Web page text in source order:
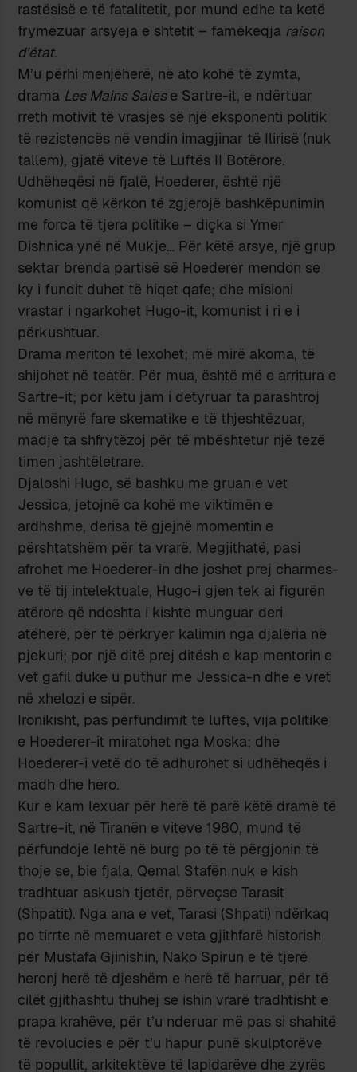
rastësisë e të fatalitetit, por mund edhe ta ketë
frymëzuar arsyeja e shtetit – famëkeqja raison
d’état.
M’u përhi menjëherë, në ato kohë të zymta,
drama Les Mains Salese Sartre-it, e ndërtuar
rreth motivit të vrasjes së një eksponenti politik
të rezistencës në vendin imagjinar të Ilirisë (nuk
tallem), gjatë viteve të Luftës II Botërore.
Udhëheqësi në fjalë, Hoederer, është një
komunist që kërkon të zgjerojë bashkëpunimin
me forca të tjera politike – diçka si Ymer
Dishnica ynë në Mukje… Për këtë arsye, një grup
sektar brenda partisë së Hoederer mendon se
ky i fundit duhet të hiqet qafe; dhe misioni
vrastar i ngarkohet Hugo-it, komunist i ri e i
përkushtuar.
Drama meriton të lexohet; më mirë akoma, të
shijohet në teatër. Për mua, është më e arritura e
Sartre-it; por këtu jam i detyruar ta parashtroj
në mënyrë fare skematike e të thjeshtëzuar,
madje ta shfrytëzoj për të mbështetur një tezë
timen jashtëletrare.
Djaloshi Hugo, së bashku me gruan e vet
Jessica, jetojnë ca kohë me viktimën e
ardhshme, derisa të gjejnë momentin e
përshtatshëm për ta vrarë. Megjithatë, pasi
afrohet me Hoederer-in dhe joshet prej charmes-
ve të tij intelektuale, Hugo-i gjen tek ai figurën
atërore që ndoshta i kishte munguar deri
atëherë, për të përkryer kalimin nga djalëria në
pjekuri; por një ditë prej ditësh e kap mentorin e
vet gafil duke u puthur me Jessica-n dhe e vret
në xhelozi e sipër.
Ironikisht, pas përfundimit të luftës, vija politike
e Hoederer-it miratohet nga Moska; dhe
Hoederer-i vetë do të adhurohet si udhëheqës i
madh dhe hero.
Kur e kam lexuar për herë të parë këtë dramë të
Sartre-it, në Tiranën e viteve 1980, mund të
përfundoje lehtë në burg po të të përgjonin të
thoje se, bie fjala, Qemal Stafën nuk e kish
tradhtuar askush tjetër, përveçse Tarasit
(Shpatit). Nga ana e vet, Tarasi (Shpati) ndërkaq
po tirrte në memuaret e veta gjithfarë historish
për Mustafa Gjinishin, Nako Spirun e të tjerë
heronj herë të djeshëm e herë të harruar, për të
cilët gjithashtu thuhej se ishin vrarë tradhtisht e
prapa krahëve, për t’u nderuar më pas si shahitë
të revolucies e për t’u hapur punë skulptorëve
të popullit, arkitektëve të lapidarëve dhe zyrës